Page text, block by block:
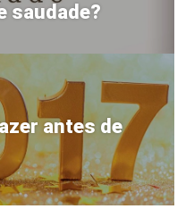
saudade?
antes de